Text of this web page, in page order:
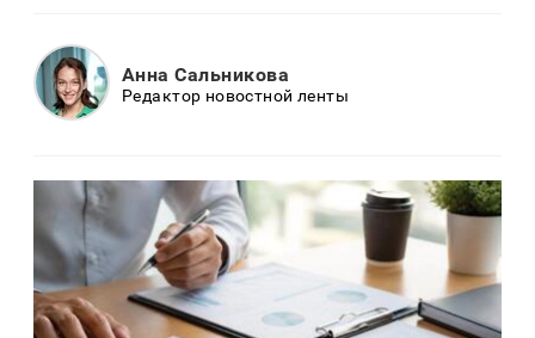
Анна Сальникова
Редактор новостной ленты